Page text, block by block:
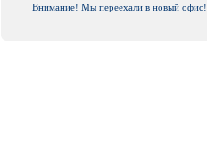
Внимание! Мы переехали в новый офис!